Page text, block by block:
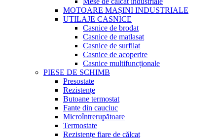
MOTOARE MAȘINI INDUSTRIALE
UTILAJE CASNICE
Casnice de brodat
Casnice de matlasat
Casnice de surfilat
Casnice de acoperire
Casnice multifuncționale
PIESE DE SCHIMB
Presostate
Rezistențe
Butoane termostat
Fante din cauciuc
Microîntrerupătoare
Termostate
Rezistențe fiare de călcat